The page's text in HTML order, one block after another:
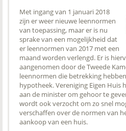
Met ingang van 1 januari 2018
zijn er weer nieuwe leennormen
van toepassing, maar er is nu
sprake van een mogelijkheid dat
er leennormen van 2017 met een
maand worden verlengd. Er is
aangenomen door de Tweede
leennormen die betrekking
hypotheek. Vereniging Eigen Huis
aan de minister om gehoor te
wordt ook verzocht om zo snel
verschaffen over de normen van
aankoop van een huis.